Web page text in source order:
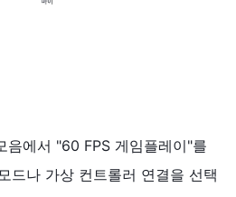
음에서 "60 FPS 게임플레이"를
드나 가상 컨트롤러 연결을 선택